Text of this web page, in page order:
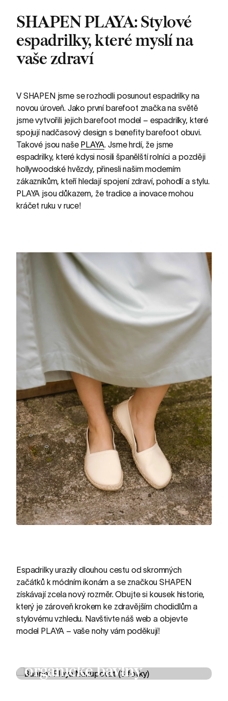
SHAPEN PLAYA: Stylové
espadrilky, které myslí na
vaše zdraví
V SHAPEN jsme se rozhodli posunout espadrilky na
novou úroveň. Jako první barefoot značka na světě
jsme vytvořili jejich barefoot model – espadrilky, které
spojují nadčasový design s benefity barefoot obuvi.
Takové jsou naše PLAYA. Jsme hrdí, že jsme
espadrilky, které kdysi nosili španělští rolníci a později
hollywoodské hvězdy, přinesli našim moderním
zákazníkům, kteří hledají spojení zdraví, pohodlí a stylu.
PLAYA jsou důkazem, že tradice a inovace mohou
kráčet ruku v ruce!
Espadrilky urazily dlouhou cestu od skromných
začátků k módním ikonám a se značkou SHAPEN
získávají zcela nový rozměr. Obujte si kousek historie,
který je zároveň krokem ke zdravějším chodidlům a
stylovému vzhledu. Navštivte náš web a objevte
model PLAYA – vaše nohy vám poděkují!
První barefoot Espadrilky PLAYA
organické bavlny